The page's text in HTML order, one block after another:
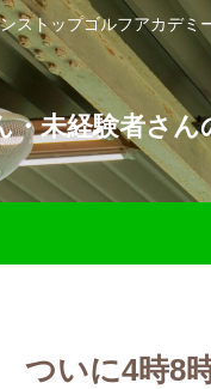
ストップゴルフアカデミ
・未経験者さ
ついに4時8